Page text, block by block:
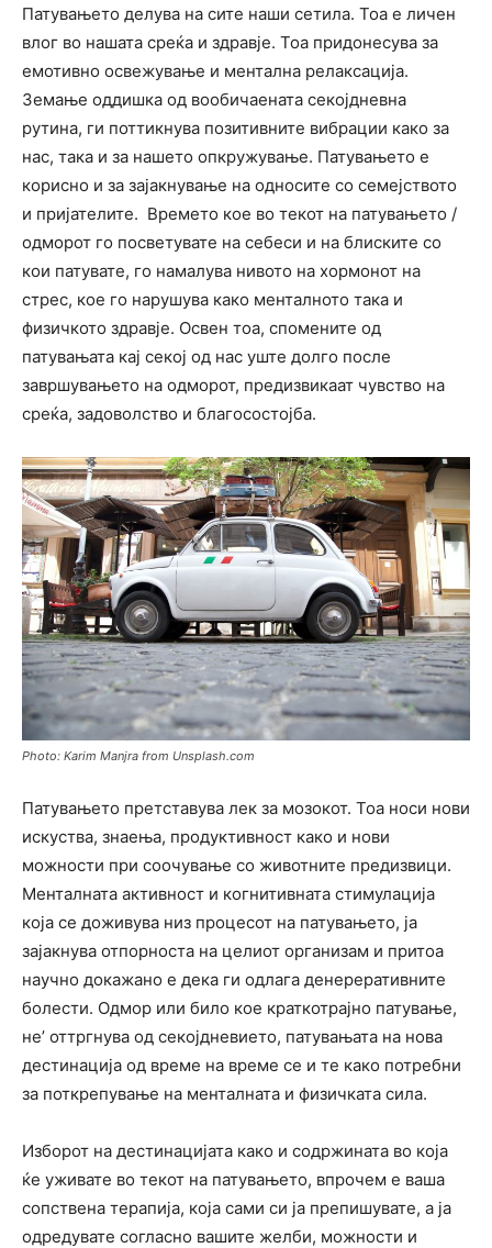
Патувањето делува на сите наши сетила. Тоа е личен
влог во нашата среќа и здравје. Тоа придонесува за
емотивно освежување и ментална релаксација.
Земање оддишка од вообичаената секојдневна
рутина, ги поттикнува позитивните вибрации како за
нас, така и за нашето опкружување. Патувањето е
корисно и за зајакнување на односите со семејството
и пријателите. Времето кое во текот на патувањето /
одморот го посветувате на себеси и на блиските со
кои патувате, го намалува нивото на хормонот на
стрес, кое го нарушува како менталното така и
физичкото здравје. Освен тоа, спомените од
патувањата кај секој од нас уште долго после
завршувањето на одморот, предизвикаат чувство на
среќа, задоволство и благосостојба.
Photo: Karim Manjra from Unsplash.com
Патувањето претставува лек за мозокот. Тоа носи нови
искуства, знаења, продуктивност како и нови
можности при соочување со животните предизвици.
Менталната активност и когнитивната стимулација
која се доживува низ процесот на патувањето, ја
зајакнува отпорноста на целиот организам и притоа
научно докажано е дека ги одлага денереративните
болести. Одмор или било кое краткотрајно патување,
не’ оттргнува од секојдневието, патувањата на нова
дестинација од време на време се и те како потребни
за поткрепување на менталната и физичката сила.
Изборот на дестинацијата како и содржината во која
ќе уживате во текот на патувањето, впрочем е ваша
сопствена терапија, која сами си ја препишувате, а ја
одредувате согласно вашите желби, можности и